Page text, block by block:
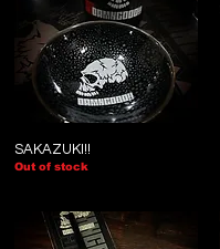
SAKAZUKI!!
Out of stock